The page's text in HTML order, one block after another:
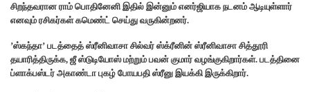
சிறந்தவரான ராம் பொதினேனி இதில் இன்னும் எனர்ஜியாக நடனம் ஆடியுள்ளார்
எனவும் ரசிகர்கள் கமெண்ட் செய்து வருகின்றனர்.
’ஸ்கந்தா’ படத்தைத் ஸ்ரீனிவாசா சில்வர் ஸ்க்ரீனின் ஸ்ரீனிவாசா சித்தூரி
தயாரித்திருக்க, ஜீ ஸ்டுடியோஸ் மற்றும் பவன் குமார் வழங்குகிறார்கள். படத்தினை
ப்ளாக்பஸ்டர் அகாண்டா புகழ் போயபதி ஸ்ரீனு இயக்கி இருக்கிறார்.